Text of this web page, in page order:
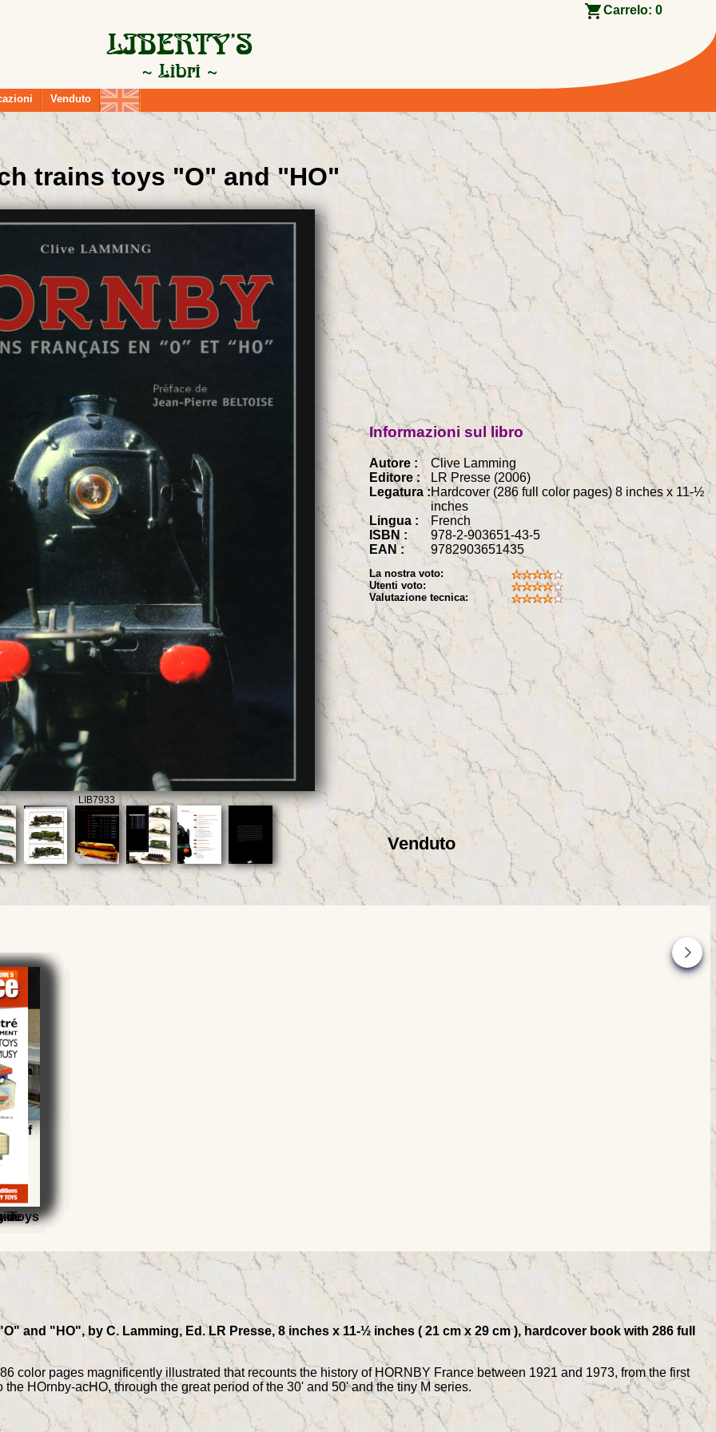
Carrelo: 0
Venduto
trains toys "O" and "HO"
LIB7933
Venduto
Informazioni sul libro
Autore :
Clive Lamming
Editore :
LR Presse (2006)
Legatura :Hardcover (286 full color pages) 8 inches x 11-½
inches
Lingua :
French
ISBN :
978-2-903651-43-5
EAN :
9782903651435
La nostra voto:
Utenti voto:
Valutazione tecnica:
and "HO", by C. Lamming, Ed. LR Presse, 8 inches x 11-½ inches ( 21 cm x 29 cm ), hardcover book with 286 full
color pages magnificently illustrated that recounts the history of HORNBY France between 1921 and 1973, from the first
HOrnby-acHO, through the great period of the 30' and 50' and the tiny M series.
of
Toys
in